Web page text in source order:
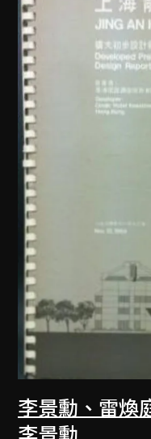
李景勳、雷煥